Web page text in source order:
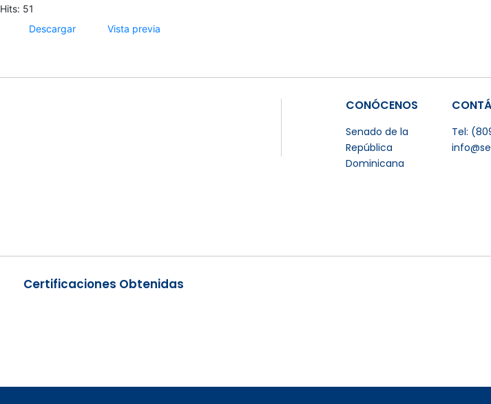
Hits: 51
Descargar
Vista previa
CONÓCENOS
Senado de la
República
Dominicana
Tel:
Certificaciones Obtenidas